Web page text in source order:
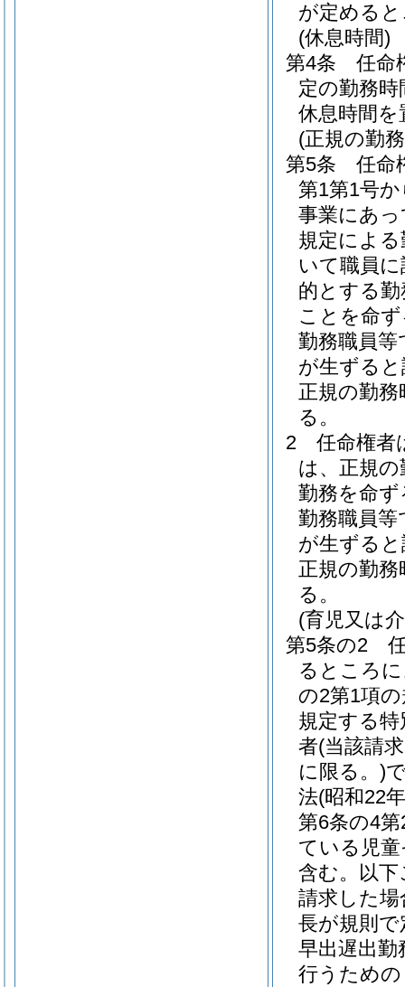
が定める
(休息時間)
第4条
任命
定の勤務
休息時間
(正規の勤
第5条
任命
第1第1号
事業にあ
規定によ
いて職員
的とする
ことを命
勤務職員
が生ずる
正規の勤
る。
2
任命権者
は、正規
勤務を命
勤務職員
が生ずる
正規の勤
る。
(育児又は
第5条の2
るところ
の2第1項
規定する
者(当該請
に限る。)
法(昭和22
第6条の4
ている児
含む。以
請求した
長が規則
早出遅出勤
行うため